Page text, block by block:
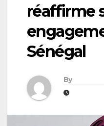
réaffirme
Sénégal
By